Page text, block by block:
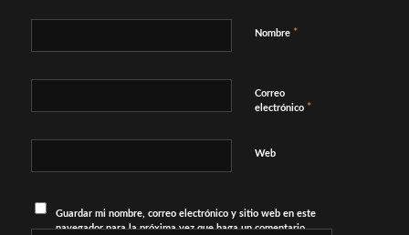
Nombre *
Correo
electrónico *
Web
Guardar mi nombre, correo electrónico y sitio web en este
navegador para la próxima vez que haga un comentario.